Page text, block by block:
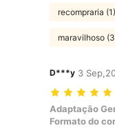
recompraria (1)
maravilhoso
D***y 3
Adaptação
Adaptação
Formato do